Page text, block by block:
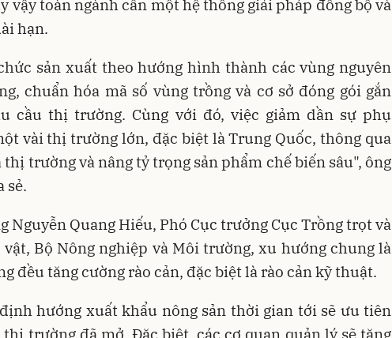
vậy toàn ngành cần một hệ thống giải pháp đồng bộ và
hạn.
sản xuất theo hướng hình thành các vùng nguyên
chuẩn hóa mã số vùng trồng và cơ sở đóng gói gắn
cầu thị trường. Cùng với đó, việc giảm dần sự phụ
vài thị trường lớn, đặc biệt là Trung Quốc, thông qua
thị trường và nâng tỷ trọng sản phẩm chế biến sâu", ông
sẻ.
Nguyễn Quang Hiếu, Phó Cục trưởng Cục Trồng trọt và
vật, Bộ Nông nghiệp và Môi trường, xu hướng chung là
đều tăng cường rào cản, đặc biệt là rào cản kỹ thuật.
hướng xuất khẩu nông sản thời gian tới sẽ ưu tiên